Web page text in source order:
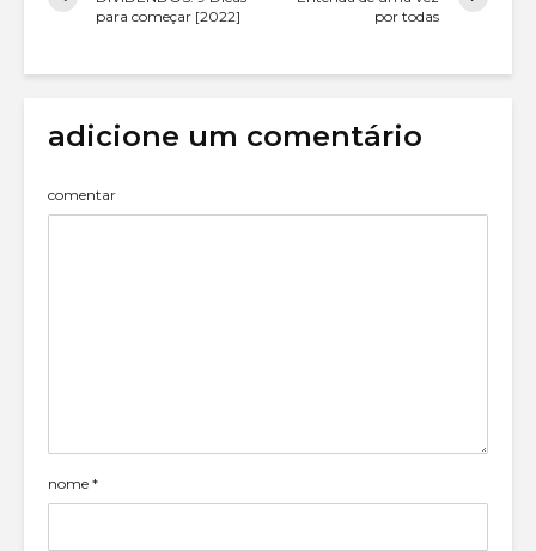
para começar [2022]
por todas
adicione um comentário
comentar
nome *